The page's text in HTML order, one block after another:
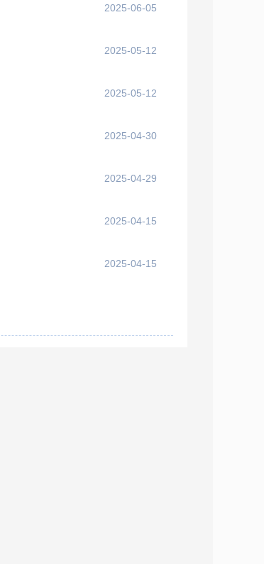
2025-06-05
2025-05-12
2025-05-12
2025-04-30
2025-04-29
2025-04-15
2025-04-15